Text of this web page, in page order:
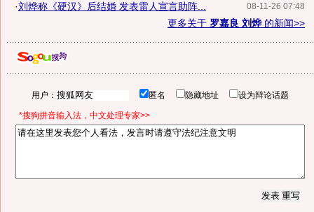
08-11-26 07:48
·刘烨称《硬汉》后结婚 发表雷人宣言助阵...
更多关于 罗嘉良 刘烨的新闻>>
用户： 匿名 隐藏地址 设为辩论话题
*搜狗拼音输入法，中文处理专家>>